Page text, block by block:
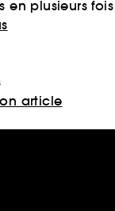
en plusieurs fois
article